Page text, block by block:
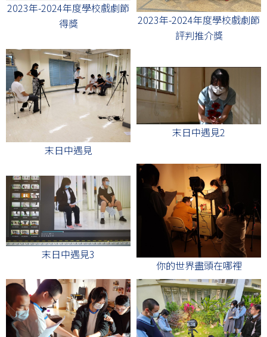
2023年-2024年度學校戲劇節
得獎
2023年-2024年度學校戲劇節
評判推介獎
末日中遇見
末日中遇見2
末日中遇見3
你的世界盡頭在哪裡